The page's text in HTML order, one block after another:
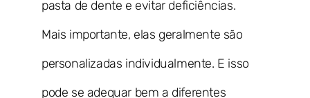
pasta de dente e evitar deficiências.
Mais importante, elas geralmente são
personalizadas individualmente. E isso
pode se adequar bem a diferentes